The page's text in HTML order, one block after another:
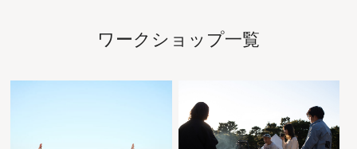
ワークショップ一覧